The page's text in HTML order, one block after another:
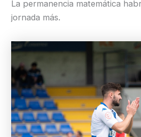
La permanencia matemática
jornada más.